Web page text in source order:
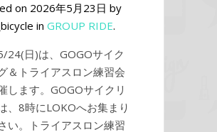
on 2026年5月23日 by
in GROUP RIDE.
24(日)は、GOGOサイク
＆トライアスロン練習会
します。GOGOサイクリ
、8時にLOKOへお集まり
い。トライアスロン練習